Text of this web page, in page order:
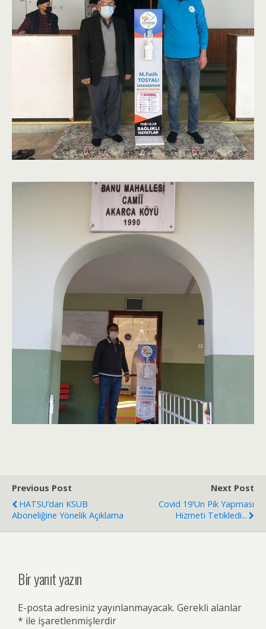
Previous Post
HATSU’dan KSUB
Aboneliğine Yönelik Açıklama
Next Post
Covid 19'un Pik Yapması
Hizmeti Tetikledi...
Bir yanıt yazın
E-posta adresiniz yayınlanmayacak. Gerekli alanlar
* ile işaretlenmişlerdir